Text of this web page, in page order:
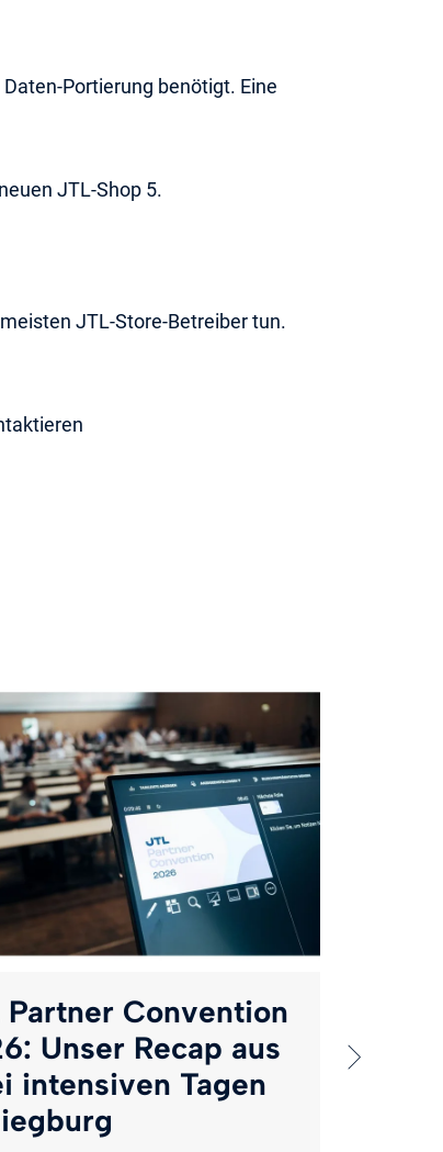
Portierung benötigt. Eine
JTL-Shop 5.
JTL-Store-Betreiber tun.
Partner Convention
Unser Recap aus
intensiven Tagen